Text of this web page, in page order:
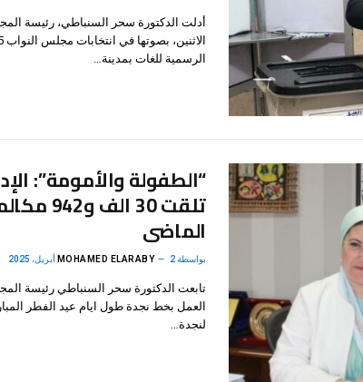
أدلت الدكتورة سحر السنباطي، رئيسة
الرسمية للغات بمدينة…
“الطفولة والأمومة”:
تلقت 30
الماضى
بواسطة MOHAMED ELARABY 2 أبريل، 2025
تابعت الدكتورة سحر السنباطي رئيسة
العمل بخط نجدة طول ايام عيد الفطر
لنجدة…